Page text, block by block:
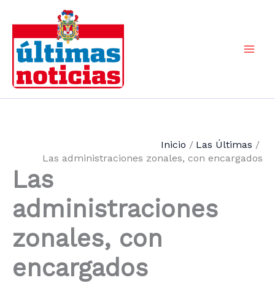
contenido
Inicio
Las Últimas
Las administraciones zonales, con encargados
Las
administraciones
zonales, con
encargados